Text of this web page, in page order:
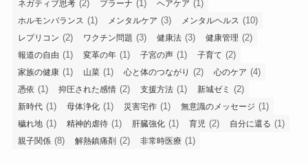
ネガティブ思考 (2) プラーナ (1) ヘアケア (1)
ホルモンバランス (1) メンタルケア (3) メンタルヘルス (10)
レプリコン (2) ワクチン問題 (3) 健康法 (3) 健康管理 (2)
報道の自由 (1) 変革の年 (1) 子宮の声 (1) 子育て (2)
家族の健康 (1) 山菜 (1) 心と体のつながり (2) 心のケア (4)
憑依 (1) 抑圧された感情 (2) 支援方法 (1) 新城ゼミ (2)
新時代 (1) 母体浄化 (1) 災害宅作 (1) 無意識のメッセージ (1)
穢れ地 (1) 精神的虐待 (1) 肝臓強化 (1) 育児 (2) 自分に還る (1)
親子関係 (8) 解熱鎮痛剤 (2) 非常時医療 (1)